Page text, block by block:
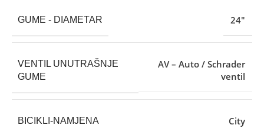
GUME - DIAMETAR 24″
VENTIL UNUTRAŠNJE
GUME
AV – Auto / Schrader
ventil
BICIKLI-NAMJENA City